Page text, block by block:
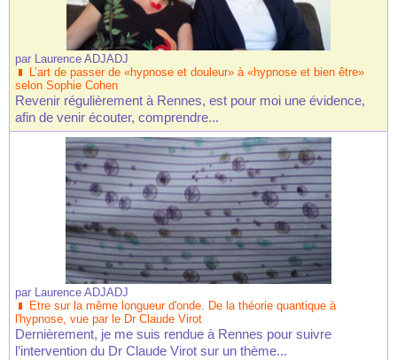
par Laurence ADJADJ
L’art de passer de «hypnose et douleur» à «hypnose et bien être»
selon Sophie Cohen
Revenir régulièrement à Rennes, est pour moi une évidence,
afin de venir écouter, comprendre...
par Laurence ADJADJ
Etre sur la même longueur d'onde. De la théorie quantique à
l'hypnose, vue par le Dr Claude Virot
Dernièrement, je me suis rendue à Rennes pour suivre
l’intervention du Dr Claude Virot sur un thème...